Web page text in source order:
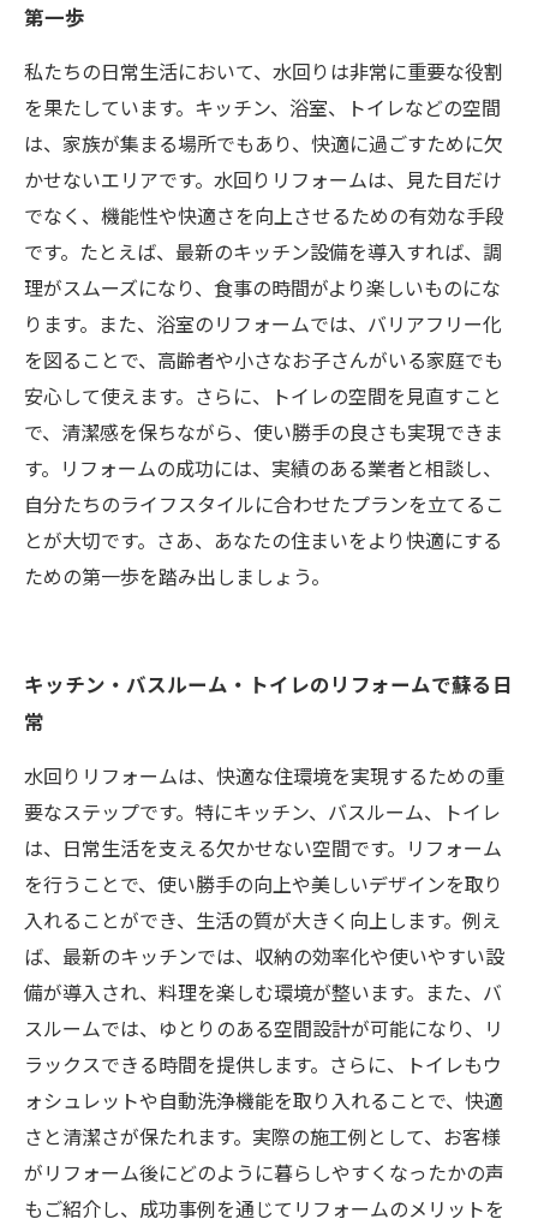
リフォームで生活の質を向上！実際のお客様の
声を紹介
快適な住環境を実現するための水回りリフォー
ムのメリット
あなたの住まいを変える！水回りリフォームの
未来へ
第一歩
私たちの日常生活において、水回りは非常に重要な役割
を果たしています。キッチン、浴室、トイレなどの空間
は、家族が集まる場所でもあり、快適に過ごすために欠
かせないエリアです。水回りリフォームは、見た目だけ
でなく、機能性や快適さを向上させるための有効な手段
です。たとえば、最新のキッチン設備を導入すれば、調
理がスムーズになり、食事の時間がより楽しいものにな
ります。また、浴室のリフォームでは、バリアフリー化
を図ることで、高齢者や小さなお子さんがいる家庭でも
安心して使えます。さらに、トイレの空間を見直すこと
で、清潔感を保ちながら、使い勝手の良さも実現できま
す。リフォームの成功には、実績のある業者と相談し、
自分たちのライフスタイルに合わせたプランを立てるこ
とが大切です。さあ、あなたの住まいをより快適にする
ための第一歩を踏み出しましょう。
キッチン・バスルーム・トイレのリフォームで蘇る日
常
水回りリフォームは、快適な住環境を実現するための重
要なステップです。特にキッチン、バスルーム、トイレ
は、日常生活を支える欠かせない空間です。リフォーム
を行うことで、使い勝手の向上や美しいデザインを取り
入れることができ、生活の質が大きく向上します。例え
ば、最新のキッチンでは、収納の効率化や使いやすい設
備が導入され、料理を楽しむ環境が整います。また、バ
スルームでは、ゆとりのある空間設計が可能になり、リ
ラックスできる時間を提供します。さらに、トイレもウ
ォシュレットや自動洗浄機能を取り入れることで、快適
さと清潔さが保たれます。実際の施工例として、お客様
がリフォーム後にどのように暮らしやすくなったかの声
もご紹介し、成功事例を通じてリフォームのメリットを